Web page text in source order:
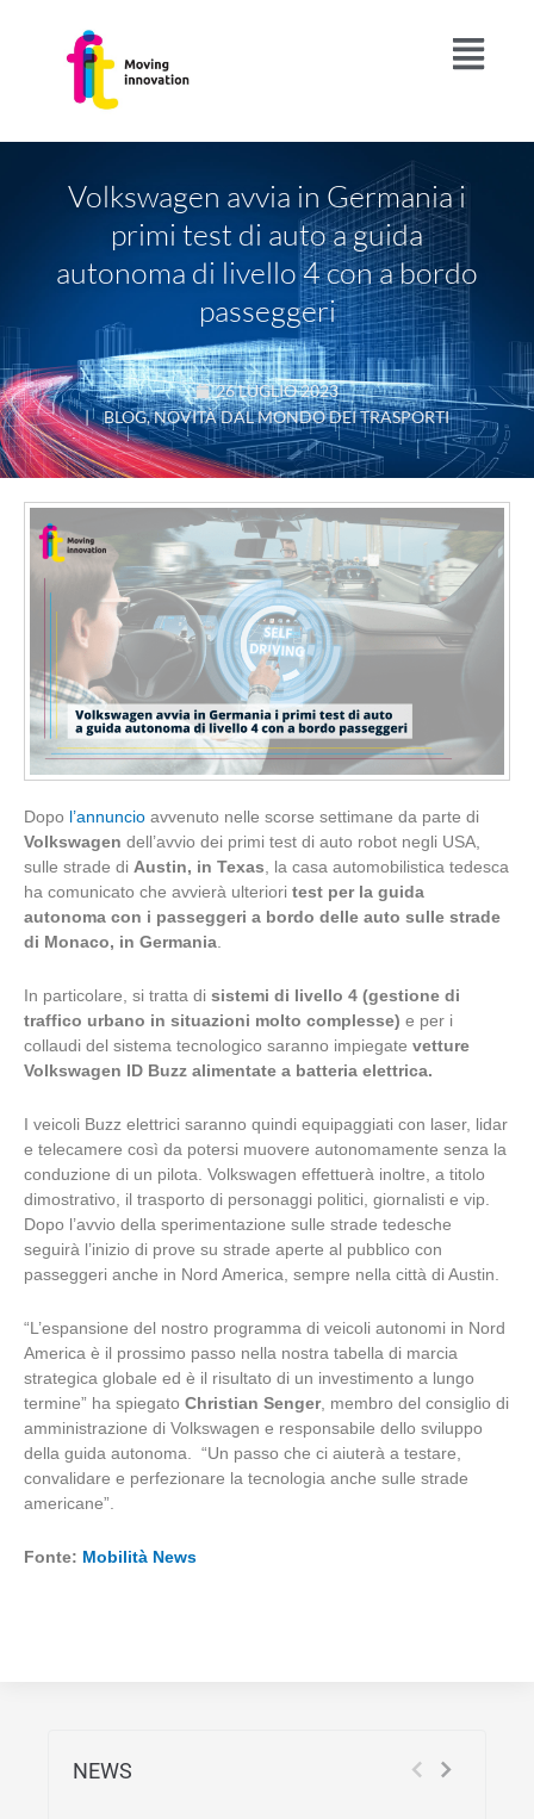
Volkswagen avvia in Germania i
primi test di auto a guida
autonoma di livello 4 con a bordo
passeggeri
26 LUGLIO 2023
|BLOG,NOVITÀ DAL MONDO DEI TRASPORTI
Dopo l’annuncio avvenuto nelle scorse settimane da parte di
Volkswagen dell’avvio dei primi test di auto robot negli USA,
sulle strade di Austin, in Texas, la casa automobilistica tedesca
ha comunicato che avvierà ulteriori test per la guida
autonoma con i passeggeri a bordo delle auto sulle strade
di Monaco, in Germania.
In particolare, si tratta di sistemi di livello 4 (gestione di
traffico urbano in situazioni molto complesse) e per i
collaudi del sistema tecnologico saranno impiegate vetture
Volkswagen ID Buzz alimentate a batteria elettrica.
I veicoli Buzz elettrici saranno quindi equipaggiati con laser, lidar
e telecamere così da potersi muovere autonomamente senza la
conduzione di un pilota. Volkswagen effettuerà inoltre, a titolo
dimostrativo, il trasporto di personaggi politici, giornalisti e vip.
Dopo l’avvio della sperimentazione sulle strade tedesche
seguirà l’inizio di prove su strade aperte al pubblico con
passeggeri anche in Nord America, sempre nella città di Austin.
“L’espansione del nostro programma di veicoli autonomi in Nord
America è il prossimo passo nella nostra tabella di marcia
strategica globale ed è il risultato di un investimento a lungo
termine” ha spiegato Christian Senger, membro del consiglio di
amministrazione di Volkswagen e responsabile dello sviluppo
della guida autonoma. “Un passo che ci aiuterà a testare,
convalidare e perfezionare la tecnologia anche sulle strade
americane”.
Fonte: Mobilità News
NEWS